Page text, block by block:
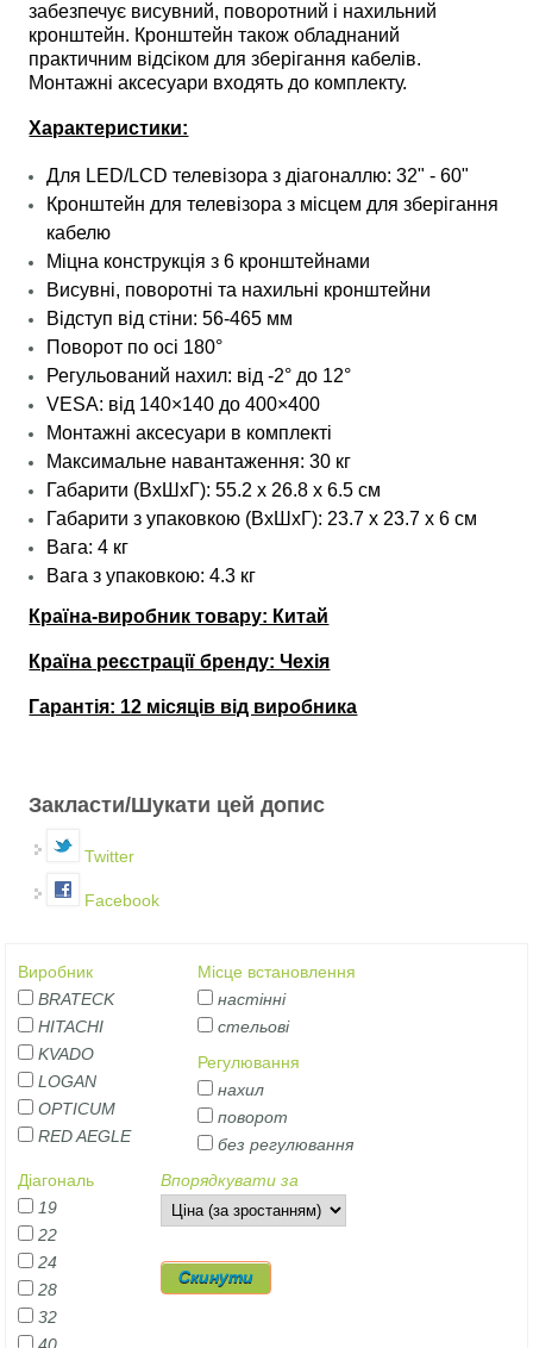
забезпечує висувний, поворотний і нахильний
кронштейн. Кронштейн також обладнаний
практичним відсіком для зберігання кабелів.
Монтажні аксесуари входять до комплекту.
Характеристики:
Для LED/LCD телевізора з діагоналлю: 32" - 60"
Кронштейн для телевізора з місцем для зберігання
кабелю
Міцна конструкція з 6 кронштейнами
Висувні, поворотні та нахильні кронштейни
Відступ від стіни: 56-465 мм
Поворот по осі 180°
Регульований нахил: від -2° до 12°
VESA: від 140×140 до 400×400
Монтажні аксесуари в комплекті
Максимальне навантаження: 30 кг
Габарити (ВхШхГ): 55.2 х 26.8 х 6.5 см
Габарити з упаковкою (ВхШхГ): 23.7 х 23.7 х 6 см
Вага: 4 кг
Вага з упаковкою: 4.3 кг
Країна-виробник товару: Китай
Країна реєстрації бренду: Чехія
Гарантія: 12 місяців від виробника
Закласти/Шукати цей допис
Twitter
Facebook
Виробник
BRATECK
HITACHI
KVADO
LOGAN
OPTICUM
RED AEGLE
Місце встановлення
настінні
стельові
Регулювання
нахил
поворот
без регулювання
Діагональ
19
22
24
28
32
Впорядкувати за